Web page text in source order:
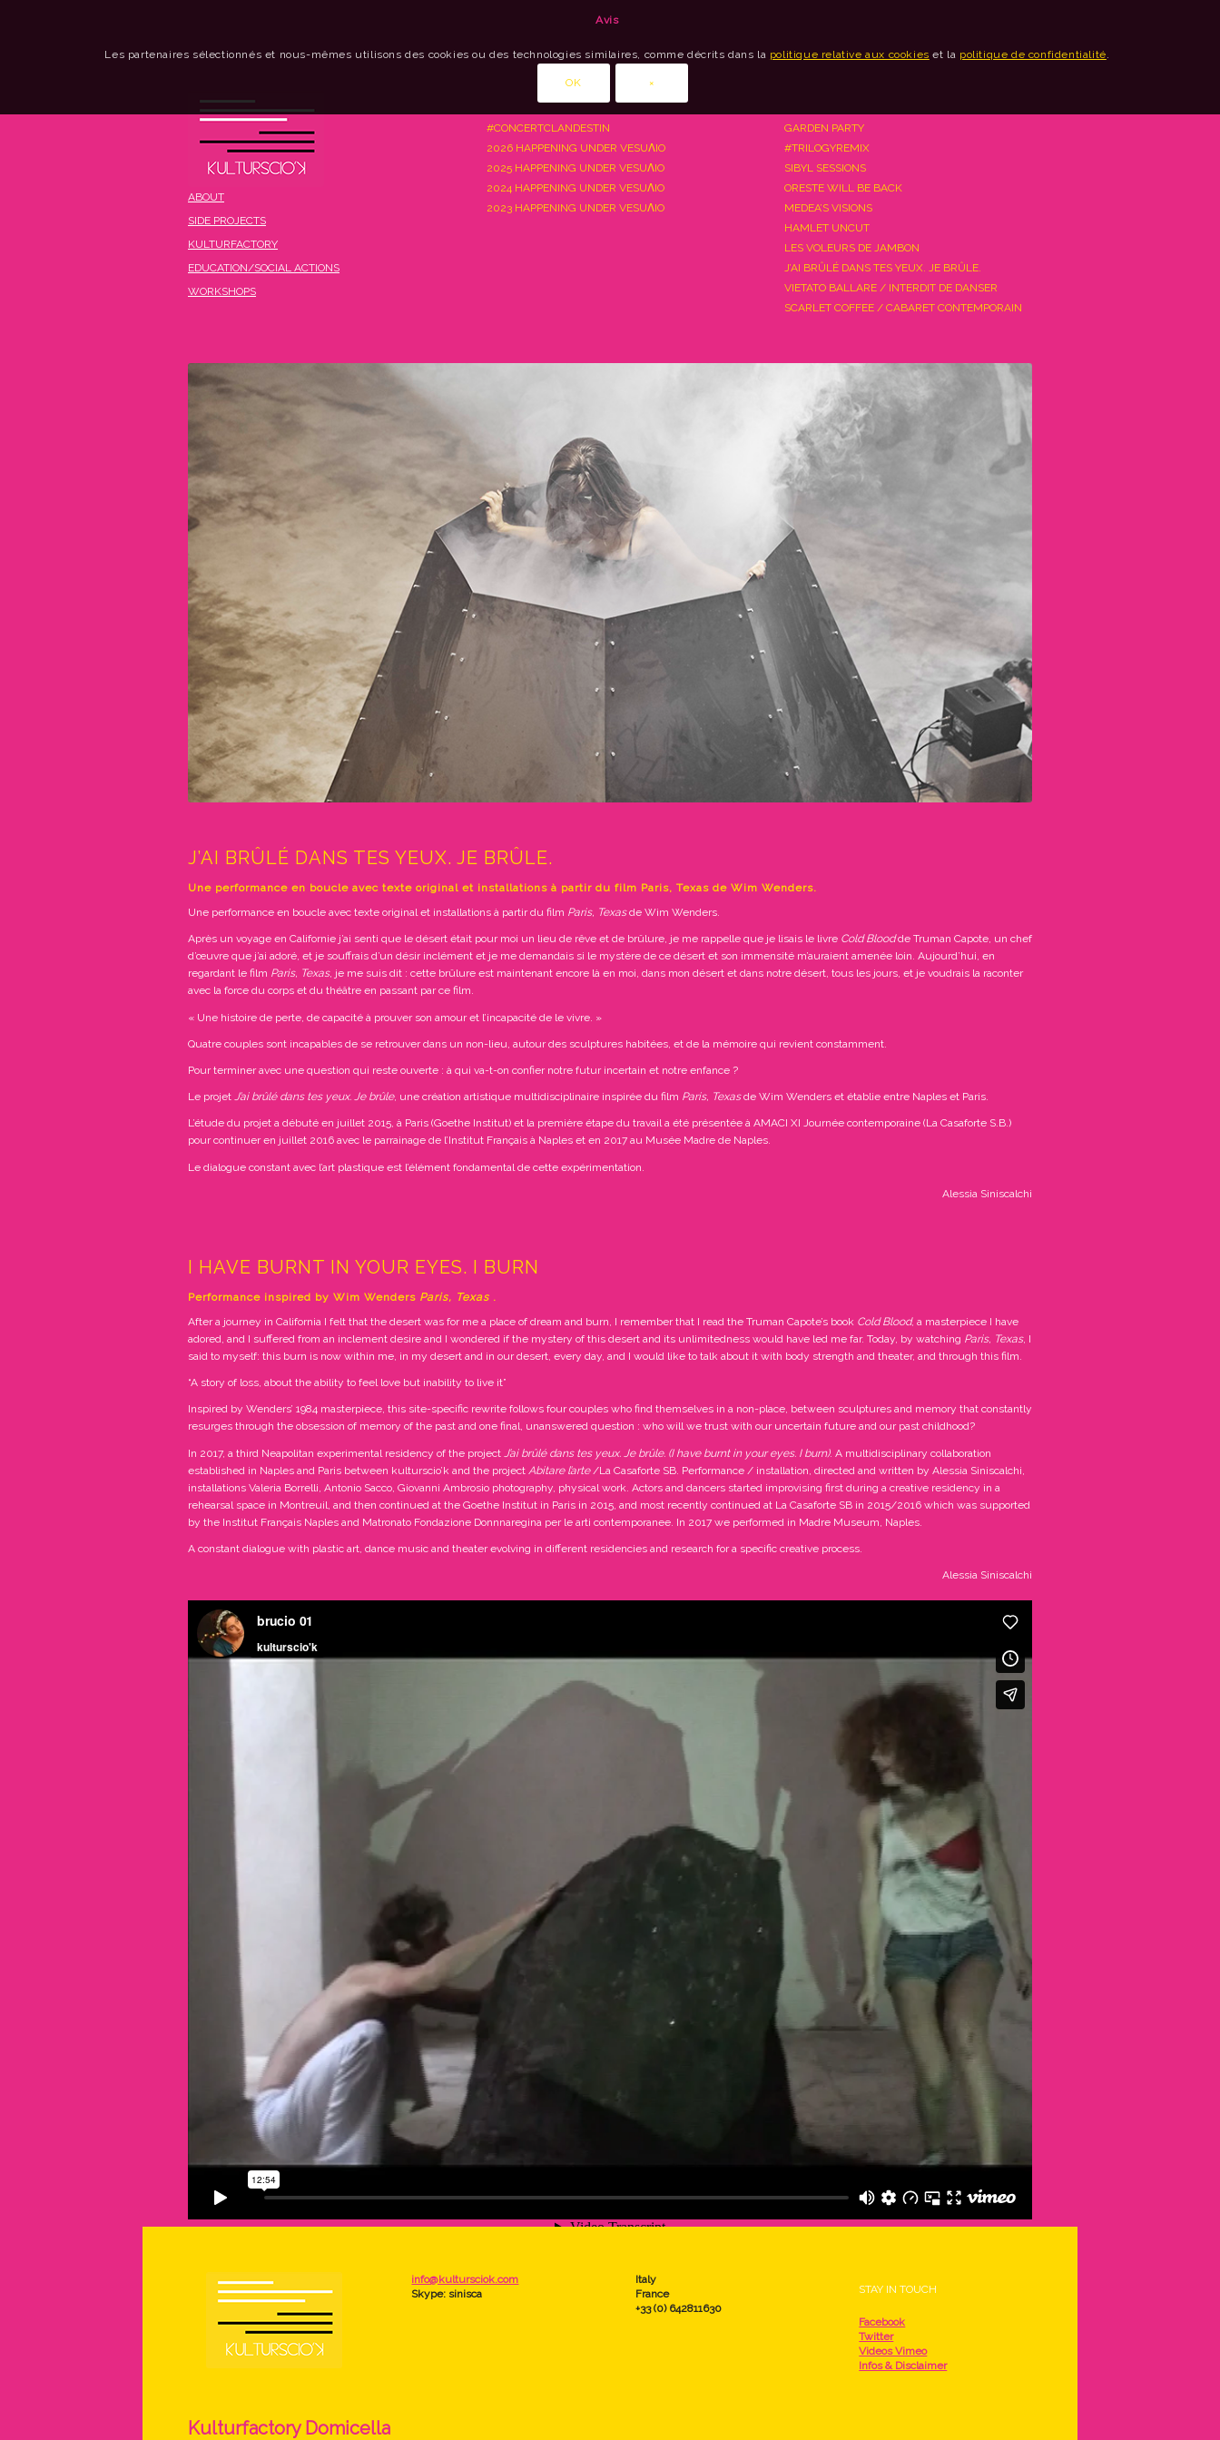
ABOUT
SIDE PROJECTS
KULTURFACTORY
EDUCATION/SOCIAL ACTIONS
WORKSHOPS
#CONCERTCLANDESTIN
2026 HAPPENING UNDER VESUΛIO
2025 HAPPENING UNDER VESUΛIO
2024 HAPPENING UNDER VESUΛIO
2023 HAPPENING UNDER VESUΛIO
GARDEN PARTY
#TRILOGYREMIX
SIBYL SESSIONS
ORESTE WILL BE BACK
MEDEA’S VISIONS
HAMLET UNCUT
LES VOLEURS DE JAMBON
J’AI BRÛLÉ DANS TES YEUX. JE BRÛLE.
VIETATO BALLARE / INTERDIT DE DANSER
SCARLET COFFEE / CABARET CONTEMPORAIN
J’AI BRÛLÉ DANS TES YEUX. JE BRÛLE.
Une performance en boucle avec texte original et installations à partir du film Paris, Texas de Wim Wenders.
Une performance en boucle avec texte original et installations à partir du film Paris, Texasde Wim Wenders.
Après un voyage en Californie j’ai senti que le désert était pour moi un lieu de rêve et de brûlure, je me rappelle que je lisais le livre Cold Bloodde Truman Capote, un chef
d’œuvre que j’ai adoré, et je souffrais d’un désir inclément et je me demandais si le mystère de ce désert et son immensité m’auraient amenée loin. Aujourd’hui, en
regardant le film Paris, Texas, je me suis dit : cette brûlure est maintenant encore là en moi, dans mon désert et dans notre désert, tous les jours, et je voudrais la raconter
avec la force du corps et du théâtre en passant par ce film.
« Une histoire de perte, de capacité à prouver son amour et l’incapacité de le vivre. »
Quatre couples sont incapables de se retrouver dans un non-lieu, autour des sculptures habitées, et de la mémoire qui revient constamment.
Pour terminer avec une question qui reste ouverte : à qui va-t-on confier notre futur incertain et notre enfance ?
Le projet J’ai brûlé dans tes yeux. Je brûle, une création artistique multidisciplinaire inspirée du film Paris, Texasde Wim Wenders et établie entre Naples et Paris.
L’étude du projet a débuté en juillet 2015, à Paris (Goethe Institut) et la première étape du travail a été présentée à AMACI XI Journée contemporaine (La Casaforte S.B.)
pour continuer en juillet 2016 avec le parrainage de l’Institut Français à Naples et en 2017 au Musée Madre de Naples.
Le dialogue constant avec l’art plastique est l’élément fondamental de cette expérimentation.
Alessia Siniscalchi
I HAVE BURNT IN YOUR EYES. I BURN
Performance inspired by Wim Wenders Paris, Texas .
After a journey in California I felt that the desert was for me a place of dream and burn, I remember that I read the Truman Capote’s book Cold Blood, a masterpiece I have
adored, and I suffered from an inclement desire and I wondered if the mystery of this desert and its unlimitedness would have led me far. Today, by watching Paris, Texas, I
said to myself: this burn is now within me, in my desert and in our desert, every day, and I would like to talk about it with body strength and theater, and through this film.
“A story of loss, about the ability to feel love but inability to live it”
Inspired by Wenders’ 1984 masterpiece, this site-specific rewrite follows four couples who find themselves in a non-place, between sculptures and memory that constantly
resurges through the obsession of memory of the past and one final, unanswered question : who will we trust with our uncertain future and our past childhood?
In 2017, a third Neapolitan experimental residency of the project J’ai brûlé dans tes yeux. Je brûle. (I have burnt in your eyes. I burn). A multidisciplinary collaboration
established in Naples and Paris between kulturscio’k and the project Abitare l’arte/La Casaforte SB. Performance / installation, directed and written by Alessia Siniscalchi,
installations Valeria Borrelli, Antonio Sacco, Giovanni Ambrosio photography, physical work. Actors and dancers started improvising first during a creative residency in a
rehearsal space in Montreuil, and then continued at the Goethe Institut in Paris in 2015, and most recently continued at La Casaforte SB in 2015/2016 which was supported
by the Institut Français Naples and Matronato Fondazione Donnnaregina per le arti contemporanee. In 2017 we performed in Madre Museum, Naples.
A constant dialogue with plastic art, dance music and theater evolving in different residencies and research for a specific creative process.
Alessia Siniscalchi
info@kultursciok.com
Skype: sinisca
Italy
France
+33 (0) 642811630
STAY IN TOUCH
Facebook
Twitter
Videos Vimeo
Infos & Disclaimer
Kulturfactory Domicella
Avis
Les partenaires sélectionnés et nous-mêmes utilisons des cookies ou des technologies similaires, comme décrits dans la politique relative aux cookies et la politique de confidentialité.
OK ×